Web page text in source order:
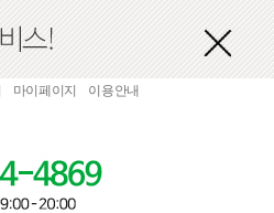
마이페이지 이용안내